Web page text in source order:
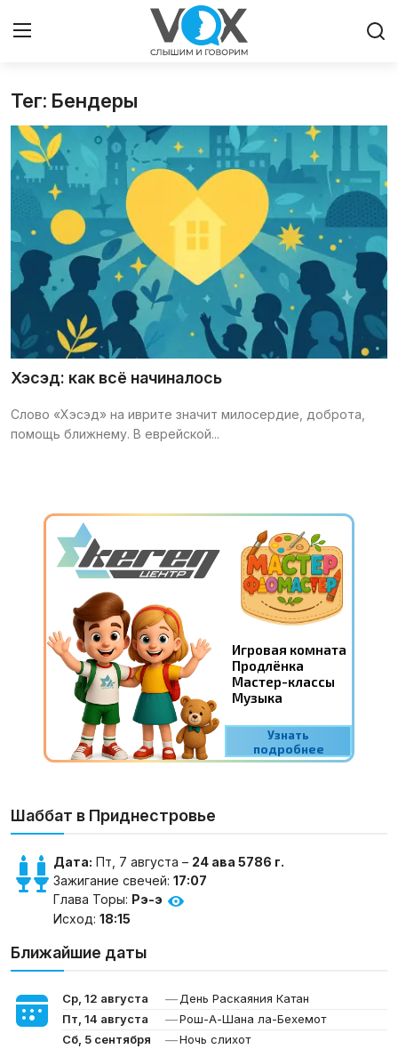
Люди
Община
Милосердие
Культура
Иудаизм
Архивы
Галерея
Тег: Бендеры
Хэсэд: как всё начиналось
Слово «Хэсэд» на иврите значит милосердие, доброта,
помощь ближнему. В еврейской...
Шаббат в Приднестровье
Дата: Пт, 7 августа – 24 ава 5786 г.
Зажигание свечей: 17:07
Глава Торы: Рэ-э
Исход: 18:15
Ближайшие даты
Ср, 12 августа — День Раскаяния Катан
Пт, 14 августа
—Рош-А-Шана ла-Бехемот
Сб, 5 сентября
—Ночь слихот